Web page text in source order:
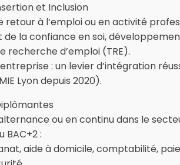
et Inclusion
retour à l’emploi ou en activité
de la confiance en soi,
recherche d’emploi (TRE).
: un levier d’intégration
Lyon depuis 2020).
ou en continu dans le
BAC+2 :
aide à domicile, comptabilité,